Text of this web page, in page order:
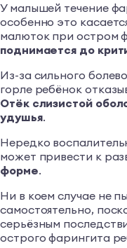
У малышей течение
особенно это
малюток при остром
поднимается до
Из-за сильного
горле ребёнок
Отёк слизистой
удушья.
Нередко
может привести к
форме.
Ни в коем случае не
самостоятельно,
серьёзным
острого фарингита